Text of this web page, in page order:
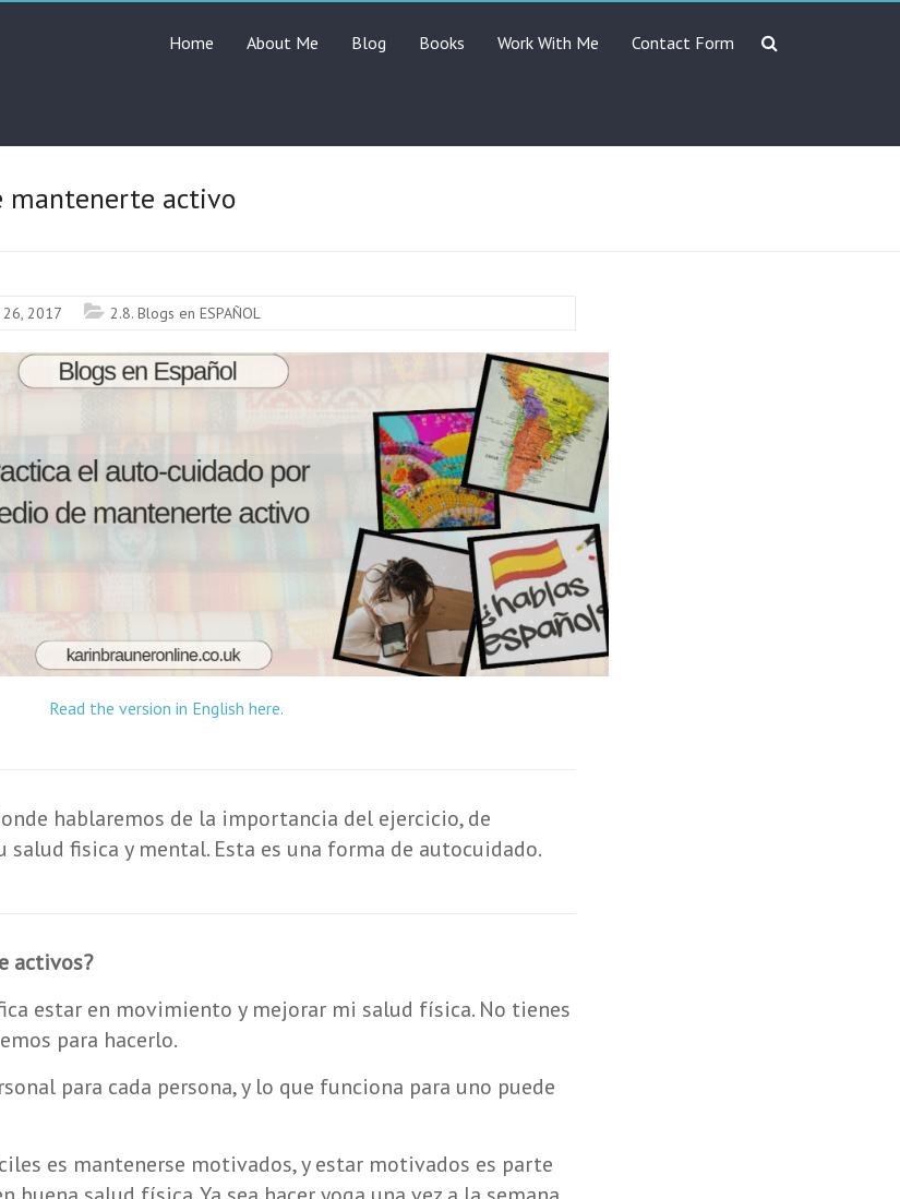
Home About Me Blog Books Work With Me Contact Form
mantenerte activo
2017 2.8. Blogs en ESPAÑOL
Read the version in English here.
hablaremos de la importancia del ejercicio, de
fisica y mental. Esta es una forma de autocuidado.
activos?
estar en movimiento y mejorar mi salud física. No tienes
para hacerlo.
para cada persona, y lo que funciona para uno puede
es mantenerse motivados, y estar motivados es parte